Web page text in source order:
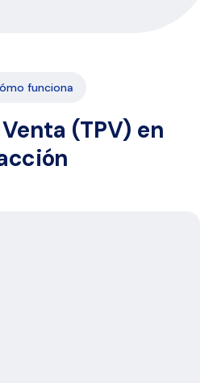
funciona
(TPV) en